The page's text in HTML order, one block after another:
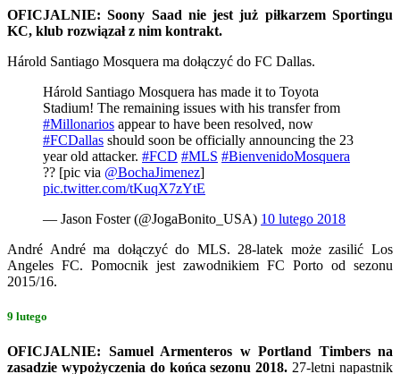
OFICJALNIE: Soony Saad nie jest już piłkarzem Sportingu
KC, klub rozwiązał z nim kontrakt.
Hárold Santiago Mosquera ma dołączyć do FC Dallas.
Hárold Santiago Mosquera has made it to Toyota
Stadium! The remaining issues with his transfer from
#Millonarios appear to have been resolved, now
#FCDallas should soon be officially announcing the 23
year old attacker. #FCD #MLS #BienvenidoMosquera
?? [pic via @BochaJimenez]
pic.twitter.com/tKuqX7zYtE
— Jason Foster (@JogaBonito_USA) 10 lutego 2018
André André ma dołączyć do MLS. 28-latek może zasilić Los
Angeles FC. Pomocnik jest zawodnikiem FC Porto od sezonu
2015/16.
9 lutego
OFICJALNIE: Samuel Armenteros w Portland Timbers na
zasadzie wypożyczenia do końca sezonu 2018. 27-letni napastnik